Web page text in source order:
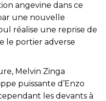
angevine dans ce
une nouvelle
réalise une reprise de
le portier adverse
Melvin Zinga
puissante d’Enzo
les devants à